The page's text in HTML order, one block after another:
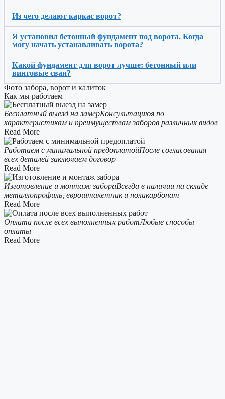
Из чего делают каркас ворот?
Я установил бетонный фундамент под ворота. Когда
могу начать устанавливать ворота?
Какой фундамент для ворот лучше: бетонный или
винтовые сваи?
Фото забора, ворот и калиток
Как мы работаем
Бесплатный выезд на замерКонсультациюя по
характеристикам и преимуществам заборов различных видов
Read More
Работаем c минимальной предоплатойПосле согласования
всех деталей заключаем договор
Read More
Изготовление и монтаж забораВсегда в наличии на складе
металлопрофиль, евроштакетник и поликарбонат
Read More
Оплата после всех выполненных работЛюбые способы
оплаты
Read More